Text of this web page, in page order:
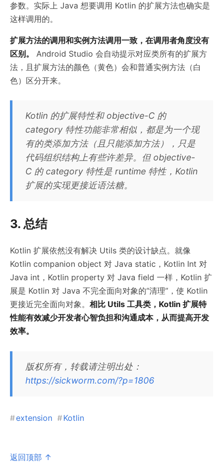
参数。实际上 Java 想要调用 Kotlin 的扩展方法也确实是
这样调用的。
扩展方法的调用和实例方法调用一致，在调用者角度没有
区别。
Android Studio 会自动提示对应类所有的扩展方
法，且扩展方法的颜色（黄色）会和普通实例方法（白
色）区分开来。
Kotlin 的扩展特性和 objective-C 的
category 特性功能非常相似，都是为一个现
有的类添加方法（且只能添加方法），只是
代码组织结构上有些许差异。但 objective-
C 的 category 特性是 runtime 特性，Kotlin
扩展的实现更接近语法糖。
3. 总结
Kotlin 扩展依然没有解决 Utils 类的设计缺点。就像
Kotlin companion object 对 Java static，Kotlin Int 对
Java int，Kotlin property 对 Java field 一样，Kotlin 扩
展是 Kotlin 对 Java 不完全面向对象的“清理”，使 Kotlin
更接近完全面向对象。 相比 Utils 工具类，Kotlin 扩展特
性能有效减少开发者心智负担和沟通成本，从而提高开发
效率。
版权所有，转载请注明出处：
https://sickworm.com/?p=1806
#extension #Kotlin
返回顶部 ↑